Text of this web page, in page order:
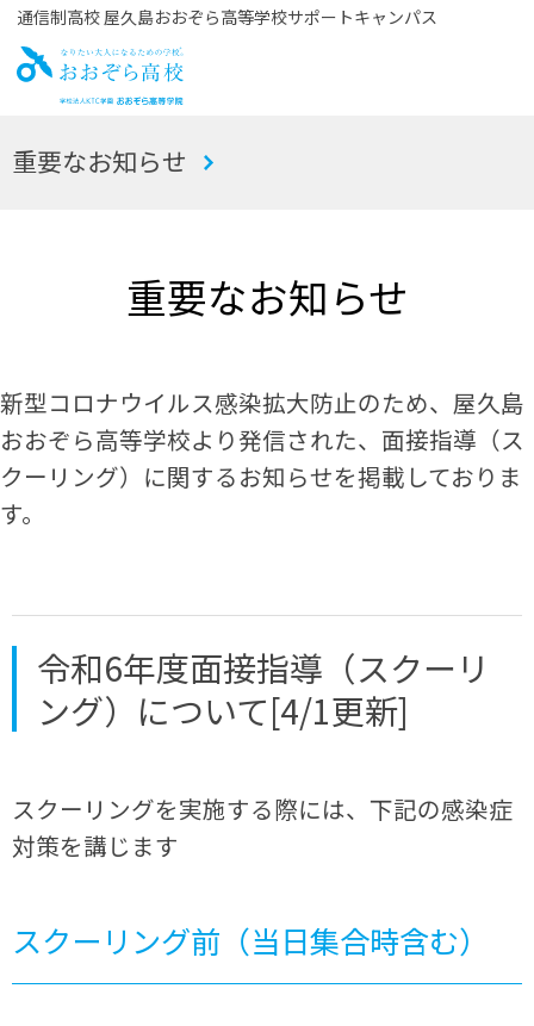
通信制高校 屋久島おおぞら高等学校サポートキャンパス
お
重要なお知らせ
重要なお知らせ
新型コロナウイルス感染拡大防止のため、屋久島
おおぞら高等学校より発信された、面接指導（ス
クーリング）に関するお知らせを掲載しておりま
す。
令和6年度面接指導（スクーリ
ング）について[4/1更新]
スクーリングを実施する際には、下記の感染症
対策を講じます
スクーリング前（当日集合時含む）